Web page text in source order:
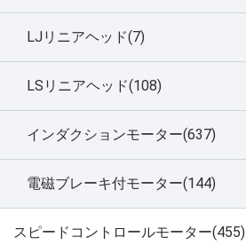
LJリニアヘッド(7)
LSリニアヘッド(108)
インダクションモーター(637)
電磁ブレーキ付モーター(144)
スピードコントロールモーター(455)